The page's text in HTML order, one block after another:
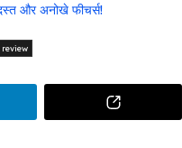
और अनोखे फीचर्स!